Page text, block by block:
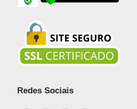
Redes Sociais